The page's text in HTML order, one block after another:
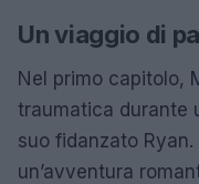
Un viaggio di
Nel primo capitolo,
traumatica durante
suo fidanzato
un’avventura